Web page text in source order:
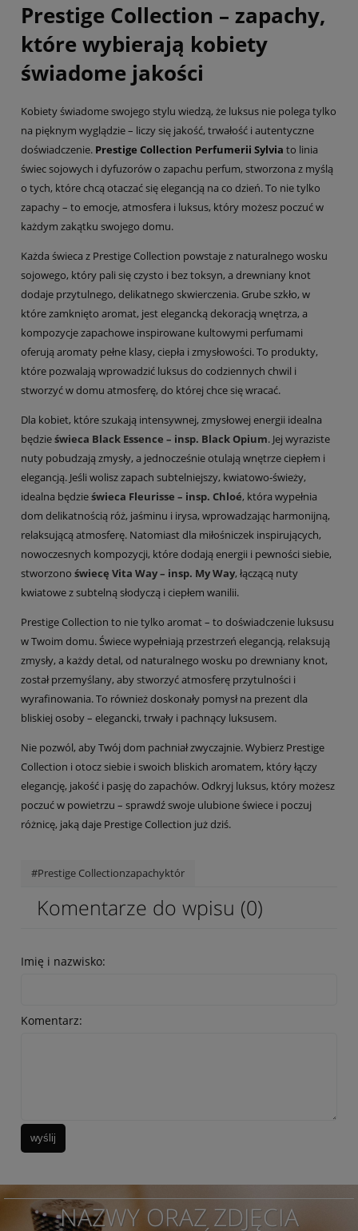
Prestige Collection – zapachy,
które wybierają kobiety
świadome jakości
Kobiety świadome swojego stylu wiedzą, że luksus nie polega tylko
na pięknym wyglądzie – liczy się jakość, trwałość i autentyczne
doświadczenie. Prestige Collection Perfumerii Sylvia to linia
świec sojowych i dyfuzorów o zapachu perfum, stworzona z myślą
o tych, które chcą otaczać się elegancją na co dzień. To nie tylko
zapachy – to emocje, atmosfera i luksus, który możesz poczuć w
każdym zakątku swojego domu.
Każda świeca z Prestige Collection powstaje z naturalnego wosku
sojowego, który pali się czysto i bez toksyn, a drewniany knot
dodaje przytulnego, delikatnego skwierczenia. Grube szkło, w
które zamknięto aromat, jest elegancką dekoracją wnętrza, a
kompozycje zapachowe inspirowane kultowymi perfumami
oferują aromaty pełne klasy, ciepła i zmysłowości. To produkty,
które pozwalają wprowadzić luksus do codziennych chwil i
stworzyć w domu atmosferę, do której chce się wracać.
Dla kobiet, które szukają intensywnej, zmysłowej energii idealna
będzieświeca Black Essence – insp. Black Opium. Jej wyraziste
nuty pobudzają zmysły, a jednocześnie otulają wnętrze ciepłem i
elegancją. Jeśli wolisz zapach subtelniejszy, kwiatowo-świeży,
idealna będzieświeca Fleurisse – insp. Chloé, która wypełnia
dom delikatnością róż, jaśminu i irysa, wprowadzając harmonijną,
relaksującą atmosferę. Natomiast dla miłośniczek inspirujących,
nowoczesnych kompozycji, które dodają energii i pewności siebie,
stworzono świecę Vita Way – insp. My Way, łączącą nuty
kwiatowe z subtelną słodyczą i ciepłem wanilii.
Prestige Collection to nie tylko aromat – to doświadczenie luksusu
w Twoim domu. Świece wypełniają przestrzeń elegancją, relaksują
zmysły, a każdy detal, od naturalnego wosku po drewniany knot,
został przemyślany, aby stworzyć atmosferę przytulności i
wyrafinowania. To również doskonały pomysł na prezent dla
bliskiej osoby – elegancki, trwały i pachnący luksusem.
Nie pozwól, aby Twój dom pachniał zwyczajnie. Wybierz Prestige
Collection i otocz siebie i swoich bliskich aromatem, który łączy
elegancję, jakość i pasję do zapachów. Odkryj luksus, który możesz
poczuć w powietrzu – sprawdź swoje ulubione świece i poczuj
różnicę, jaką daje Prestige Collection już dziś.
#Prestige Collectionzapachyktór
Komentarze do wpisu (0)
Imię i nazwisko:
Komentarz:
wyślij
NAZWY ORAZ ZDJĘCIA